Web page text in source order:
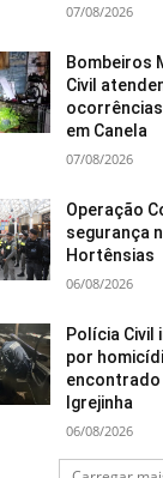
07/08/2026
Bombeiros
Civil
em Canela
07/08/2026
Operação
segurança
Hortênsias
06/08/2026
Polícia Civil
por
Igrejinha
06/08/2026